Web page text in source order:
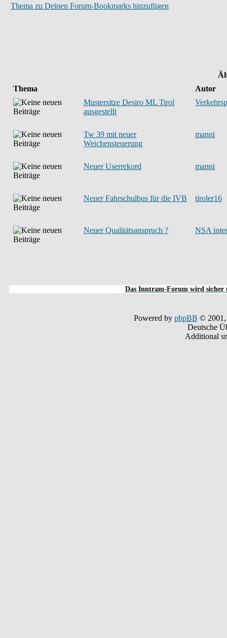
Thema zu Deinen Forum-Bookmarks hinzufügen
Thema
Autor
Mustersitze Desiro ML Tirol
ausgestellt
Tw 39 mit neuer
Weichensteuerung
manni
Neuer Userrekord manni
Neuer Fahrschulbus für die IVB tiroler16
Neuer Qualitätsanspruch ? NSA
Das Inntram-Forum wird sicher
Powered by phpBB © 2001,
Deutsche
Additional